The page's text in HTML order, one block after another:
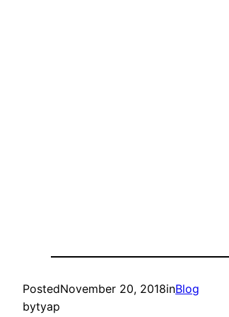
PostedNovember 20, 2018inBlog
bytyap